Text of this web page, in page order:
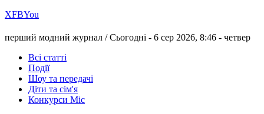
ХFBYou
перший модний журнал /Сьогодні - 6 сер 2026, 8:46 - четвер
Всі статті
Події
Шоу та передачі
Діти та сім'я
Конкурси Міс